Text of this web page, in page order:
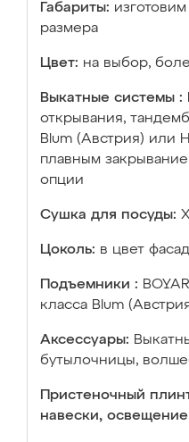
Габариты:
размера
Цвет: на выбор,
Выкатные системы :
открывания,
Blum (Австрия) или
плавным
опции
Сушка для посуды:
Цоколь: в цвет
Подъемники :
класса Blum
Аксессуары:
бутылочницы,
Пристеночный
навески, освещение